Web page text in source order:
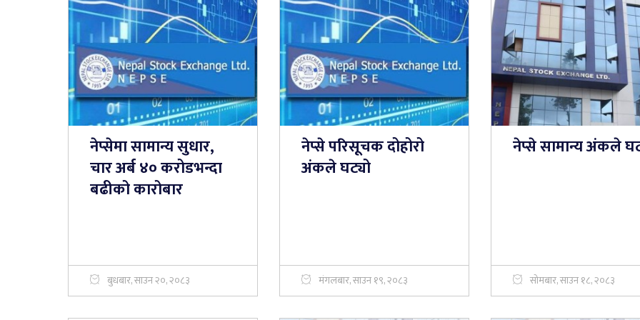
नेप्सेमा सामान्य सुधार,
चार अर्ब ४० करोडभन्दा
बढीको कारोबार
बुधबार, साउन २०, २०८३
नेप्से परिसूचक दोहोरो
अंकले घट्यो
मंगलबार, साउन १९, २०८३
नेप्से सामान्य अंकले
सोमबार, साउन १८, २०८३